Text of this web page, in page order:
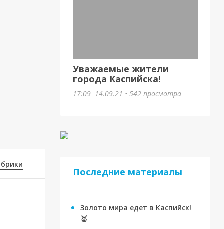
Уважаемые жители
города Каспийска!
17:09 14.09.21 • 542 просмотра
Последние материалы
Золото мира едет в Каспийск!
🥇